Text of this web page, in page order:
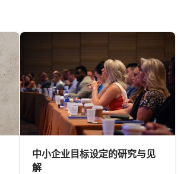
中小企业目标设定的研究与见
解